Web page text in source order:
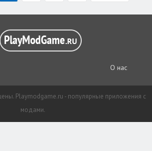
О нас
Playmodgame.ru - популярные приложения с
модами.